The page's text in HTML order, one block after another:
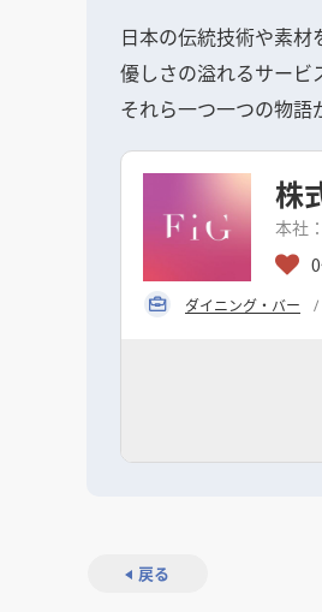
日本の伝統技術や素
優しさの溢れるサービ
それら一つ一つの物
株
本社
ダイニング・バー
戻る